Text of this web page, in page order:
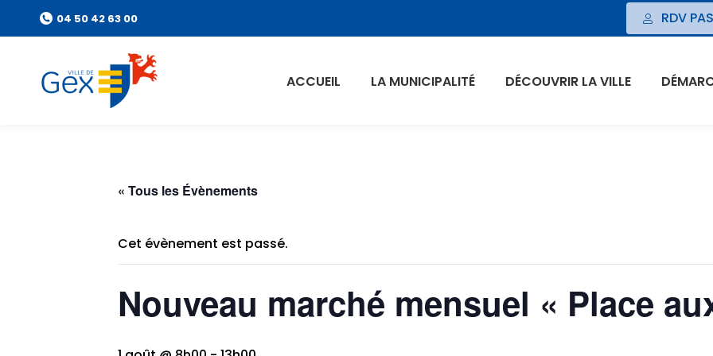
04 50 42 63 00 RDV
ACCUEIL LA MUNICIPALITÉ DÉCOUVRIR LA VILLE
« Tous les Évènements
Cet évènement est passé.
Nouveau marché mensuel « Place